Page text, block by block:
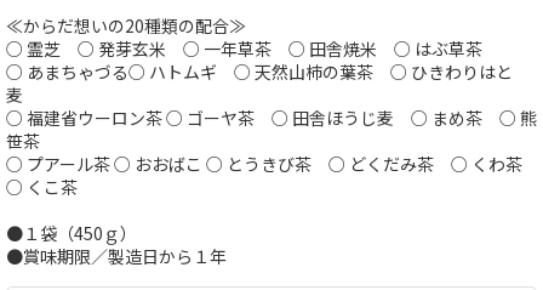
≪からだ想いの20種類の配合≫
○ 霊芝 ○ 発芽玄米 ○ 一年草茶 ○ 田舎焼米 ○ はぶ草茶
○ あまちゃづる○ ハトムギ ○ 天然山柿の葉茶 ○ ひきわりはと
麦
○ 福建省ウーロン茶 ○ ゴーヤ茶 ○ 田舎ほうじ麦 ○ まめ茶 ○ 熊
笹茶
○ プアール茶 ○ おおばこ ○ とうきび茶 ○ どくだみ茶 ○ くわ茶
○ くこ茶
●１袋（450ｇ）
●賞味期限／製造日から１年